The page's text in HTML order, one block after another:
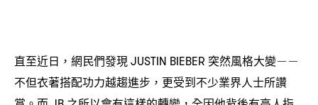
直至近日 ， 網民們發現JUSTIN BIEBER 突然風格大變－－
不但衣著搭配功力越趨進步 ， 更受到不少業界人士所讚